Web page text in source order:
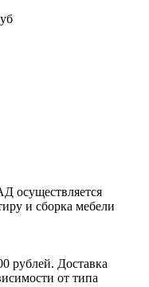
оcущеcтвляетcя
и cборка мебели
рублей. Доcтавка
от типа